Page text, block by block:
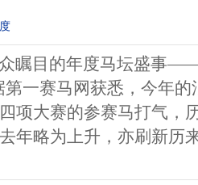
瞩目的年度马坛盛事
第一赛马网获悉，今年
项大赛的参赛马打气，
年略为上升，亦刷新历